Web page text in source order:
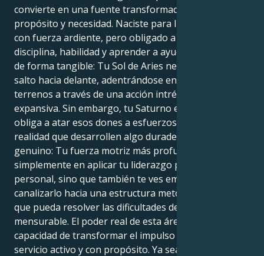
convierte en una fuente transformadora de
propósito y necesidad. Naciste para liderar, iniciar
con fuerza ardiente, pero obligado a adquirir
disciplina, habilidad y aprender a ayudar a los demás
de forma tangible: Tu Sol de Aries necesita dar un
salto hacia delante, adentrándose en nuevos
terrenos a través de una acción intrépida y
expansiva. Sin embargo, tu Saturno en Virgo te
obliga a atar esos dones a esfuerzos centrados en la
realidad que desarrollen algo duradero y de valor
genuino: Tu fuerza motriz más profunda no consiste
simplemente en aplicar tu liderazgo para tu gloria
personal, sino que también te ves empujado a
canalizarlo hacia una estructura metódica y tangible
que pueda resolver las dificultades de un modo real y
mensurable. El poder real de esta área reside en la
capacidad de transformar el impulso propio en un
servicio activo y con propósito. Ya sea como maestro